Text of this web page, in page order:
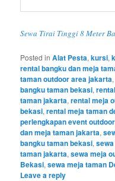
Sewa Tirai Tinggi 8 Meter
Posted in Alat Pesta,kursi,
rental bangku dan meja
taman outdoor area jakarta
bangku taman bekasi,
taman jakarta,rental meja
bekasi,rental meja taman
perlengkapan event
dan meja taman jakarta,
bangku taman bekasi,
taman jakarta,sewa meja
Bekasi,sewa meja taman
Leave a reply